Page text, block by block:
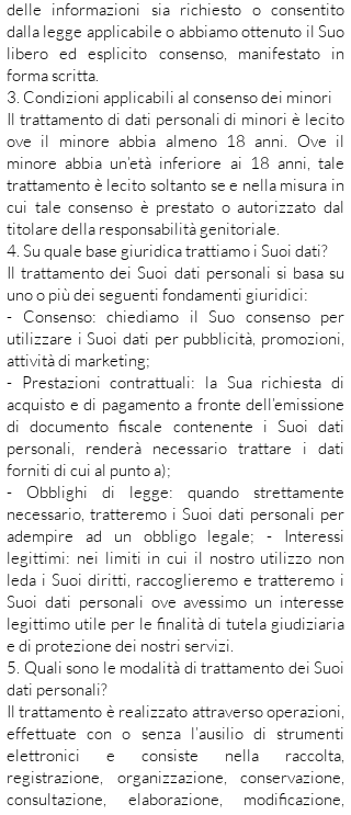
delle informazioni sia richiesto o consentito
dalla legge applicabile o abbiamo ottenuto il Suo
libero ed esplicito consenso, manifestato in
forma scritta.
3. Condizioni applicabili al consenso dei minori
Il trattamento di dati personali di minori è lecito
ove il minore abbia almeno 18 anni. Ove il
minore abbia un’età inferiore ai 18 anni, tale
trattamento è lecito soltanto se e nella misura in
cui tale consenso è prestato o autorizzato dal
titolare della responsabilità genitoriale.
4. Su quale base giuridica trattiamo i Suoi dati?
Il trattamento dei Suoi dati personali si basa su
uno o più dei seguenti fondamenti giuridici:
- Consenso: chiediamo il Suo consenso per
utilizzare i Suoi dati per pubblicità, promozioni,
attività di marketing;
- Prestazioni contrattuali: la Sua richiesta di
acquisto e di pagamento a fronte dell’emissione
di documento fiscale contenente i Suoi dati
personali, renderà necessario trattare i dati
forniti di cui al punto a);
- Obblighi di legge: quando strettamente
necessario, tratteremo i Suoi dati personali per
adempire ad un obbligo legale; - Interessi
legittimi: nei limiti in cui il nostro utilizzo non
leda i Suoi diritti, raccoglieremo e tratteremo i
Suoi dati personali ove avessimo un interesse
legittimo utile per le finalità di tutela giudiziaria
e di protezione dei nostri servizi.
5. Quali sono le modalità di trattamento dei Suoi
dati personali?
Il trattamento è realizzato attraverso operazioni,
effettuate con o senza l’ausilio di strumenti
elettronici e consiste nella raccolta,
registrazione, organizzazione, conservazione,
consultazione, elaborazione, modificazione,